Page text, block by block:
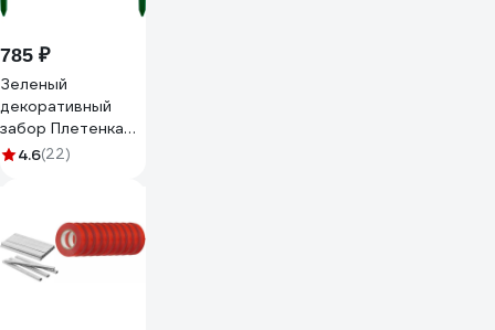
785 ₽
Зеленый
декоративный
забор Плетенка
24x320 см
4.6(22)